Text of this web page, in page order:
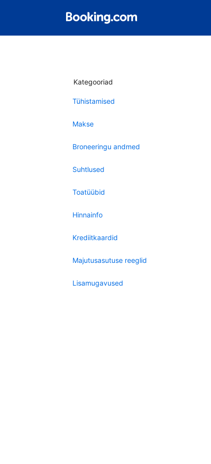
Kategooriad
Tühistamised
Makse
Broneeringu andmed
Suhtlused
Toatüübid
Hinnainfo
Krediitkaardid
Majutusasutuse reeglid
Lisamugavused